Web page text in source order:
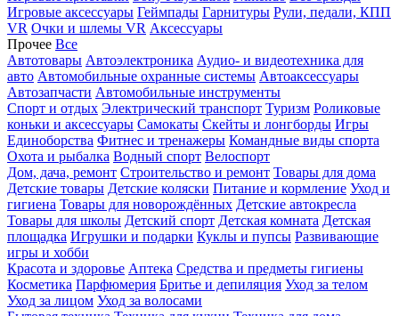
Игровые аксессуары Геймпады Гарнитуры Рули, педали, КПП
VR Очки и шлемы VR Аксессуары
Прочее Все
Автотовары Автоэлектроника Аудио- и видеотехника для
авто Автомобильные охранные системы Автоаксессуары
Автозапчасти Автомобильные инструменты
Спорт и отдых Электрический транспорт Туризм Роликовые
коньки и аксессуары Самокаты Скейты и лонгборды Игры
Единоборства Фитнес и тренажеры Командные виды спорта
Охота и рыбалка Водный спорт Велоспорт
Дом, дача, ремонт Строительство и ремонт Товары для дома
Детские товары Детские коляски Питание и кормление Уход и
гигиена Товары для новорождённых Детские автокресла
Товары для школы Детский спорт Детская комната Детская
площадка Игрушки и подарки Куклы и пупсы Развивающие
игры и хобби
Красота и здоровье Аптека Средства и предметы гигиены
Косметика Парфюмерия Бритье и депиляция Уход за телом
Уход за лицом Уход за волосами